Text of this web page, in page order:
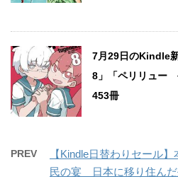
7月29日のKindle
8」「ペリリュー
453冊
PREV
【Kindle日替わりセール
民の宴 日本に移り住ん